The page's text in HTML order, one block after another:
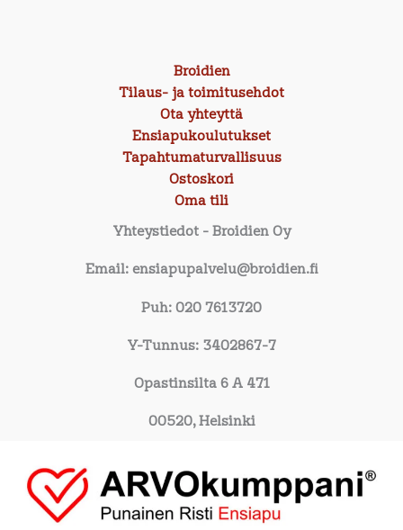
Broidien
Tilaus- ja toimitusehdot
Ota yhteyttä
Ensiapukoulutukset
Tapahtumaturvallisuus
Ostoskori
Oma tili
Yhteystiedot- Broidien Oy
Email: ensiapupalvelu@broidien.fi
Puh: 020 7613720
Y-Tunnus: 3402867-7
Opastinsilta 6 A 471
00520, Helsinki